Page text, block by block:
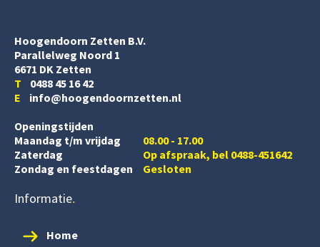
Hoogendoorn Zetten B.V.
Parallelweg Noord 1
6671 DK Zetten
T 0488 45 16 42
E info@hoogendoornzetten.nl
Openingstijden
Maandag t/m vrijdag
08.00 - 17.00
Zaterdag
Op afspraak, bel 0488-451642
Zondag en feestdagen
Gesloten
Informatie
Home